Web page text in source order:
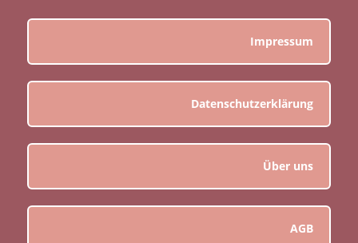
Impressum
Datenschutzerklärung
Über uns
AGB